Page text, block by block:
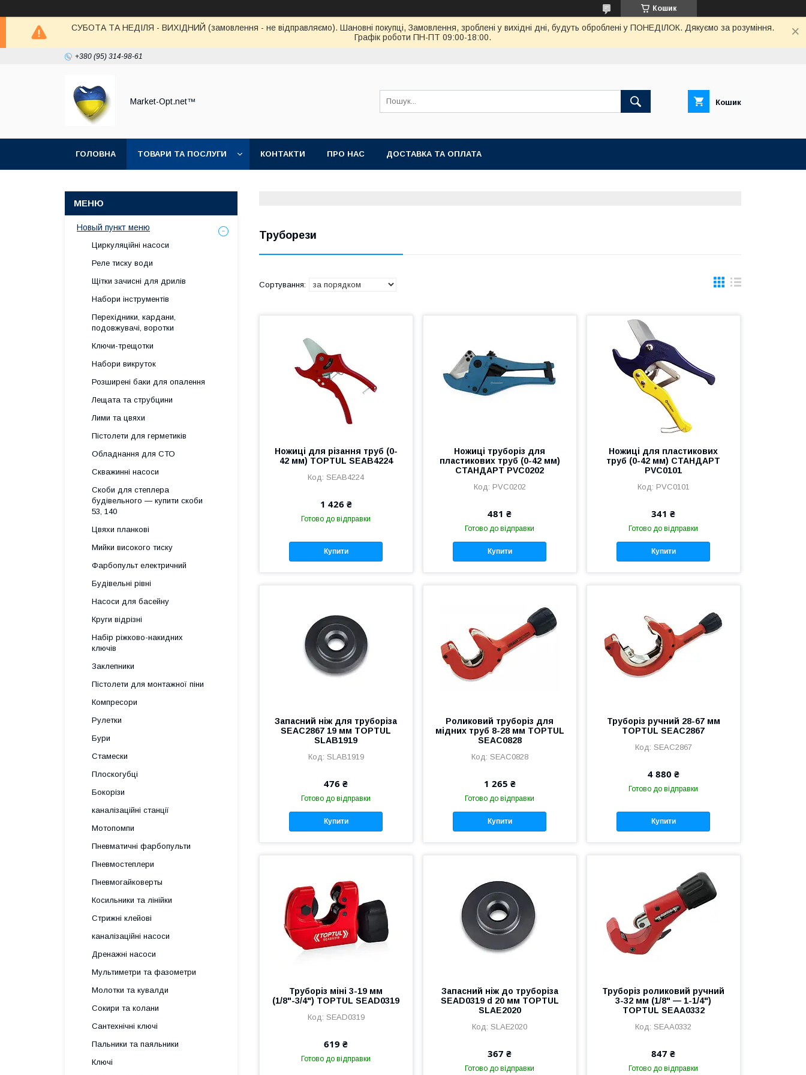
Кошик
СУБОТА ТА НЕДІЛЯ - ВИХІДНИЙ (замовлення - не відправляємо). Шановні покупці, Замовлення, зроблені у вихідні дні, будуть оброблені у ПОНЕДІЛОК. Дякуємо за розуміння.
Графік роботи ПН-ПТ 09:00-18:00.
+380 (95) 314-98-61
Market-Opt.net™ Кошик
ГОЛОВНА ТОВАРИ ТА ПОСЛУГИ КОНТАКТИ ПРО НАС ДОСТАВКА ТА ОПЛАТА
Труборези
Ножиці для різання труб (0-
42 мм) TOPTUL SEAB4224
SEAB4224
1 426 ₴
Готово до відправки
Купити
Ножиці труборіз для
пластикових труб (0-42 мм)
СТАНДАРТ PVC0202
PVC0202
481 ₴
Готово до відправки
Купити
Ножиці для пластикових
труб (0-42 мм) СТАНДАРТ
PVC0101
PVC0101
341 ₴
Готово до відправки
Купити
Запасний ніж для труборіза
SEAC2867 19 мм TOPTUL
SLAB1919
SLAB1919
476 ₴
Готово до відправки
Купити
Роликовий труборіз для
мідних труб 8-28 мм TOPTUL
SEAC0828
SEAC0828
1 265 ₴
Готово до відправки
Купити
Труборіз ручний 28-67 мм
TOPTUL SEAC2867
SEAC2867
4 880 ₴
Готово до відправки
Купити
Труборіз міні 3-19 мм
(1/8"-3/4") TOPTUL SEAD0319
SEAD0319
619 ₴
Готово до відправки
Запасний ніж до труборіза
SEAD0319 d 20 мм TOPTUL
SLAE2020
SLAE2020
367 ₴
Готово до відправки
Труборіз роликовий ручний
3-32 мм (1/8" — 1-1/4")
TOPTUL SEAA0332
SEAA0332
847 ₴
Готово до відправки
Новый пункт меню
Циркуляційні насоси
Реле тиску води
Щітки зачисні для дрилів
Набори інструментів
Перехідники, кардани,
подовжувачі, воротки
Ключи-трещотки
Набори викруток
Розширені баки для опалення
Лещата та струбцини
Лими та цвяхи
Пістолети для герметиків
Обладнання для СТО
Скважинні насоси
Скоби для степлера
будівельного — купити скоби
53, 140
Цвяхи планкові
Мийки високого тиску
Фарбопульт електричний
Будівельні рівні
Насоси для басейну
Круги відрізні
Набір ріжково-накидних
ключів
Заклепники
Пістолети для монтажної піни
Компресори
Рулетки
Бури
Стамески
Плоскогубці
Бокорізи
каналізаційні станції
Мотопомпи
Пневматичні фарбопульти
Пневмостеплери
Пневмогайковерты
Косильники та лінійки
Стрижні клейові
каналізаційні насоси
Дренажні насоси
Мультиметри та фазометри
Молотки та кувалди
Сокири та колани
Сантехнічні ключі
Пальники та паяльники
Ключі